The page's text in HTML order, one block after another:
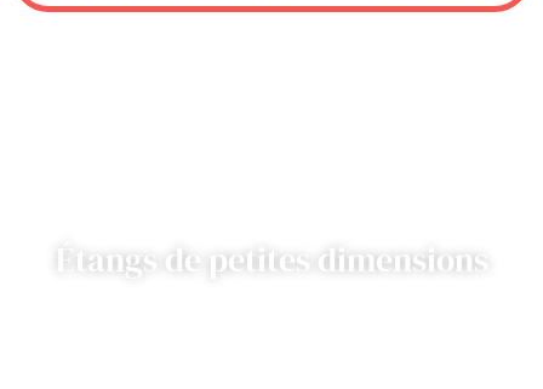
Étangs de petites dimensions